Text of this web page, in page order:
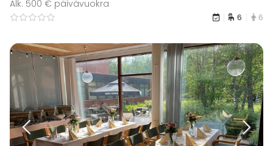
Alk. 500 € päivävuokra
6 6